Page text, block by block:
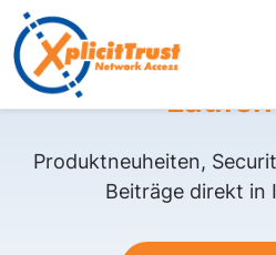
Bleiben Sie
Produktneuheiten,
Beiträge direkt in